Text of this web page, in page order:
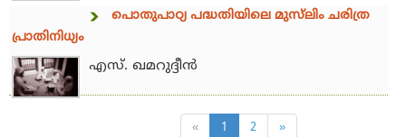
പൊതുപാഠ്യ പദ്ധതിയിലെ മുസ്‌ലിം ചരിത്ര
പ്രാതിനിധ്യം
എസ്. ഖമറുദ്ദീന്‍
« 1 2 »